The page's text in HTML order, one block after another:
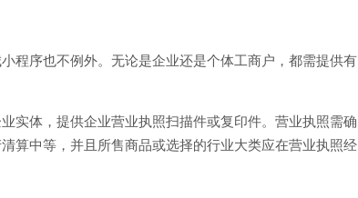
程序也不例外。无论是企业还是个体工商户，都需提供有
实体，提供企业营业执照扫描件或复印件。营业执照需确
算中等，并且所售商品或选择的行业大类应在营业执照经